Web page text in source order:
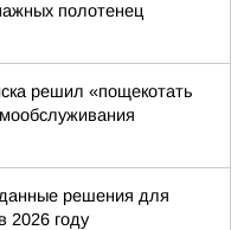
полотенец
решил «пощекотать
решения для
2026 году